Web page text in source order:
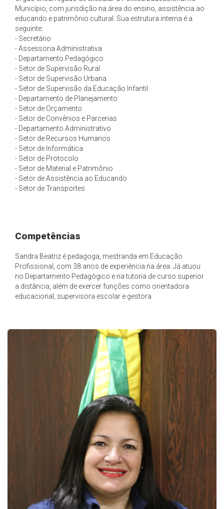
Município, com jurisdição na área do ensino, assistência ao
educando e patrimônio cultural. Sua estrutura interna é a
seguinte:
- Secretário
- Assessoria Administrativa
- Departamento Pedagógico
- Setor de Supervisão Rural
- Setor de Supervisão Urbana
- Setor de Supervisão da Educação Infantil
- Departamento de Planejamento
- Setor de Orçamento
- Setor de Convênios e Parcerias
- Departamento Administrativo
- Setor de Recursos Humanos
- Setor de Informática
- Setor de Protocolo
- Setor de Material e Patrimônio
- Setor de Assistência ao Educando
- Setor de Transportes
Competências
Sandra Beatriz é pedagoga, mestranda em Educação
Profissional, com 38 anos de experiência na área. Já atuou
no Departamento Pedagógico e na tutoria de curso superior
a distância, além de exercer funções como orientadora
educacional, supervisora escolar e gestora.